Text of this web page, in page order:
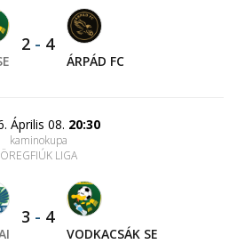
2 - 4
ÁRPÁD FC
Április 08. 20:30
kaminokupa
ÖREGFIÚK LIGA
3 - 4
VODKACSÁK SE